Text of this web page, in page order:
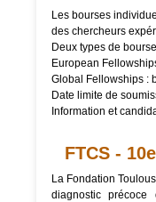
Les bourses
des chercheurs
Deux types de
European
Global Fellowships :
Date limite de
Information et
FTCS -
La Fondation
diagnostic